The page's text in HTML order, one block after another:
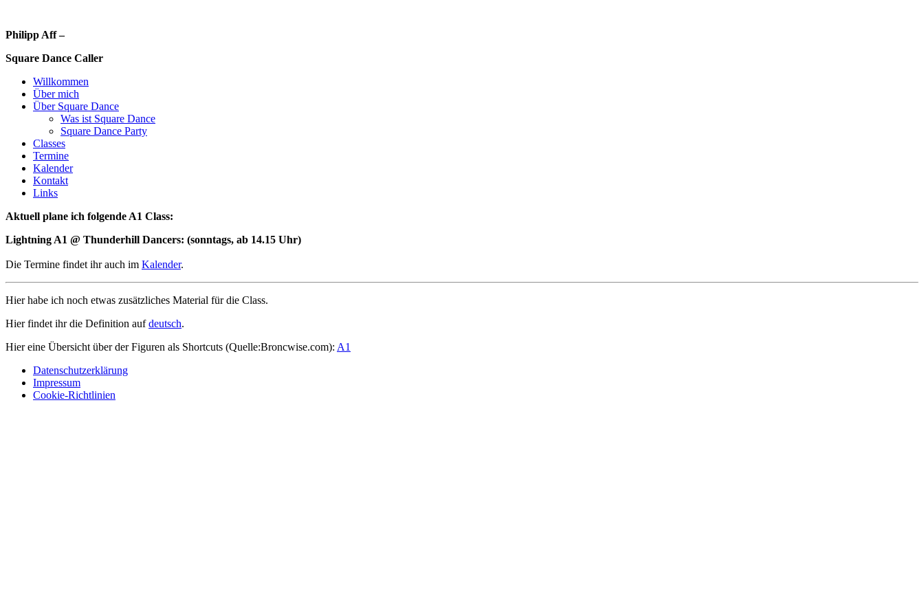
Philipp Aff –
Square Dance Caller
Willkommen
Über mich
Über Square Dance
Was ist Square Dance
Square Dance Party
Classes
Termine
Kalender
Kontakt
Links
Aktuell plane ich folgende A1 Class:
Lightning A1 @ Thunderhill Dancers: (sonntags, ab 14.15 Uhr)
Die Termine findet ihr auch im Kalender.
Hier habe ich noch etwas zusätzliches Material für die Class.
Hier findet ihr die Definition aufdeutsch.
Hier eine Übersicht über der Figuren als Shortcuts (Quelle:Broncwise.com): A1
Datenschutzerklärung
Impressum
Cookie-Richtlinien